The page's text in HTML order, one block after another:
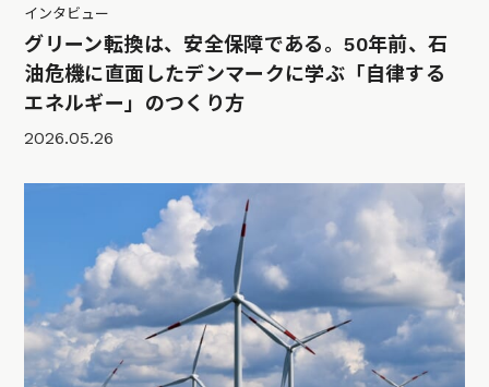
インタビュー
グリーン転換は、安全保障である。50年前、石
油危機に直面したデンマークに学ぶ「自律する
エネルギー」のつくり方
2026.05.26